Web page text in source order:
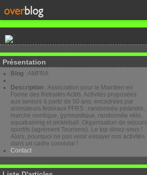
Présentation
Blog : AMFRA
Description : Association pour le Maintien en
Forme des Retraités Actifs. Activités proposées
aux seniors à partir de 50 ans, encadrées par
animateurs fédéraux FFRS : randonnée pédestre,
marche nordique, gymnastique, randonnée vélo,
aquatraining et pickleball. Organisation de séjours
sportifs (agrément Tourisme). Le top diriez-vous !
Alors, pourquoi ne pas venir essayer nos activités
dans un cadre convivial !
Contact